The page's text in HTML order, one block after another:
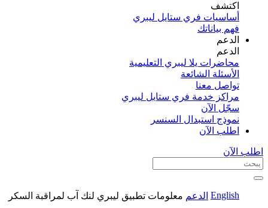
اكتشف​
أساسيات فري ستايل ليبري
فهم بياناتك
الدعم
الدعم
محاضرات يلا ليبري التعليمية
الأسئلة الشائعة
تواصل معنا
مراكز خدمة فري ستايل ليبري
سجّل الآن​
نموذج استبدال السنسر
اطلب الآن
اطلب الآن
English الدعم معلومات تطبيق ليبري لنك آب لمراقبة السكر